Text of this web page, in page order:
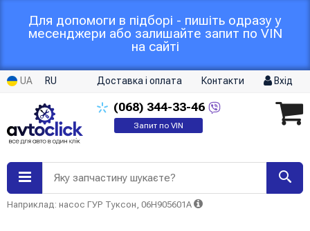
Для допомоги в підборі - пишіть одразу у
месенджери або залишайте запит по VIN
на сайті
UA RU Доставка і оплата Контакти Вхід
(068) 344-33-46
Запит по VIN
Яку запчастину шукаєте?
Наприклад: насос ГУР Туксон, 06H905601A